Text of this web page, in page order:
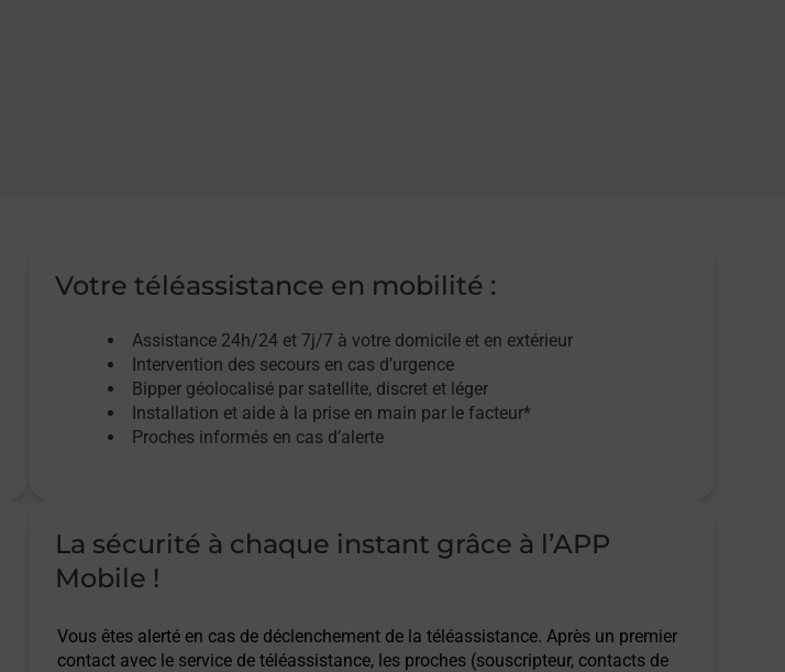
Votre téléassistance en mobilité :
Assistance 24h/24 et 7j/7 à votre domicile et en extérieur
Intervention des secours en cas d’urgence
Bipper géolocalisé par satellite, discret et léger
Installation et aide à la prise en main par le facteur*
Proches informés en cas d’alerte
La sécurité à chaque instant grâce à l’APP
Mobile !
Vous êtes alerté en cas de déclenchement de la téléassistance. Après un premier
contact avec le service de téléassistance, les proches (souscripteur, contacts de